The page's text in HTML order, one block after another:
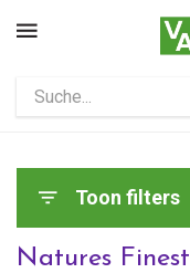
Toon filters
Natures Finest